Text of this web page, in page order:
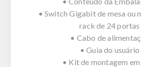
• Switch Gigabit de mesa ou
rack de 24 portas
• Cabo de
• Guia do usuário
• Kit de montagem